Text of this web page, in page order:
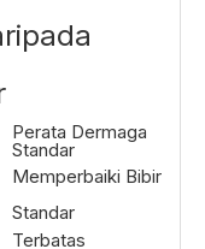
Perata Dermaga
Standar
Memperbaiki Bibir
Standar
Terbatas